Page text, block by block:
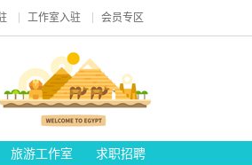
工作室入驻 会员专区
旅游工作室 求职招聘